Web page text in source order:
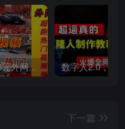
外面收费398元外网超跑豪车汽车视频搬运至快手抖音上热门项目
下一篇